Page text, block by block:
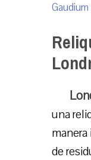
una
de